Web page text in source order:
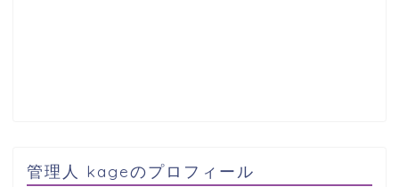
管理人 kageのプロフィール